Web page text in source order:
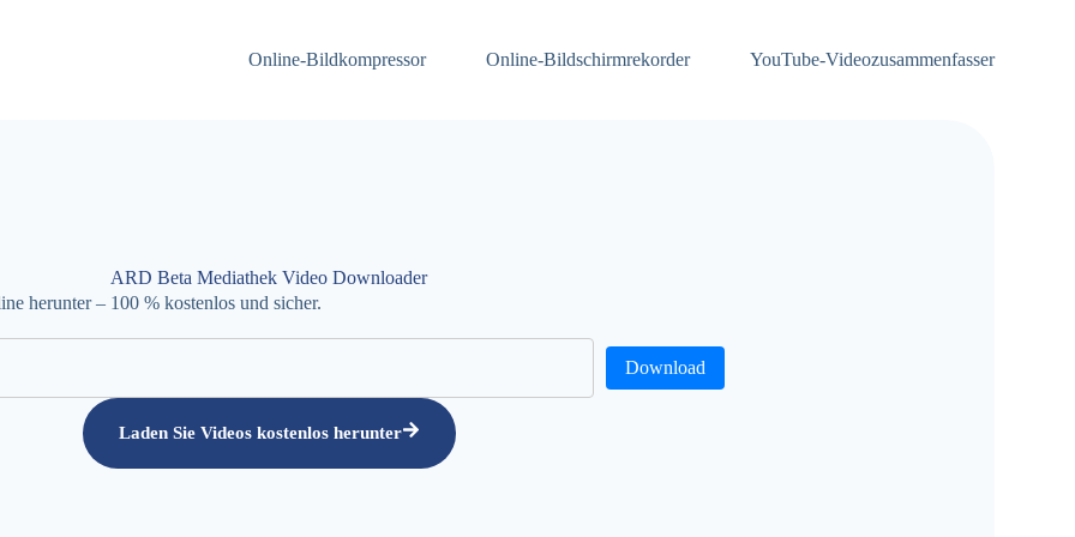
Online-Bildkompressor Online-Bildschirmrekorder YouTube-Videozusammenfasser
ARD Beta Mediathek Video Downloader
herunter – 100 % kostenlos und sicher.
Download
Laden Sie Videos kostenlos herunter